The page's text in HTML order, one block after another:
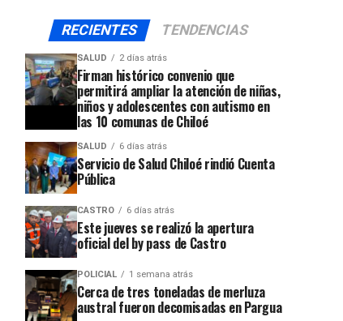
RECIENTES TENDENCIAS
SALUD 2 días atrás
Firman histórico convenio que
permitirá ampliar la atención de niñas,
niños y adolescentes con autismo en
las 10 comunas de Chiloé
SALUD 6 días atrás
Servicio de Salud Chiloé rindió Cuenta
Pública
CASTRO 6 días atrás
Este jueves se realizó la apertura
oficial del by pass de Castro
POLICIAL 1 semana atrás
Cerca de tres toneladas de merluza
austral fueron decomisadas en Pargua